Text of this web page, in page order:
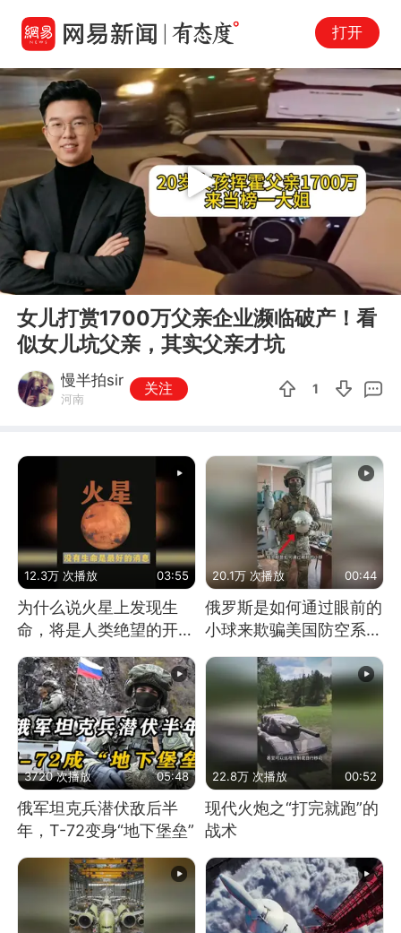
打开
00:00
Play
女儿打赏1700万父亲企业濒临破产！看
似女儿坑父亲，其实父亲才坑
慢半拍sir
河南
关注 1
12.3万 次播放 03:55
为什么说火星上发现生
命，将是人类绝望的开
始？
20.1万 次播放 00:44
俄罗斯是如何通过眼前的
小球来欺骗美国防空系统
的
3720 次播放 05:48
俄军坦克兵潜伏敌后半
年，T-72变身“地下堡垒”
22.8万 次播放 00:52
现代火炮之“打完就跑”的
战术